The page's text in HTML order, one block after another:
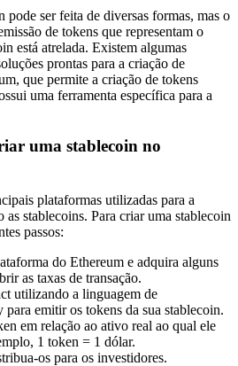
pode ser feita de diversas formas, mas o
de tokens que representam o
está atrelada. Existem algumas
prontas para a criação de
que permite a criação de tokens
uma ferramenta específica para a
uma stablecoin no
plataformas utilizadas para a
stablecoins. Para criar uma stablecoin
passos:
do Ethereum e adquira alguns
as taxas de transação.
utilizando a linguagem de
emitir os tokens da sua stablecoin.
em relação ao ativo real ao qual ele
1 token = 1 dólar.
os para os investidores.